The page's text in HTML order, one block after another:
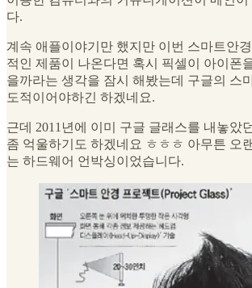
다.
계속 애플이야기만 했지만 이번 스마트안
적인 제품이 나온다면 혹시 픽셀이 아이폰
을까라는 생각을 잠시 해봤는데 구글의 스
도적이어야하긴 하겠네요.
근데 2011년에 이미 구글 글래스를 내놓았
좀 억울하기도 하겠네요 ㅎㅎㅎ 아무튼 오
는 하드웨어 언박싱이었습니다.